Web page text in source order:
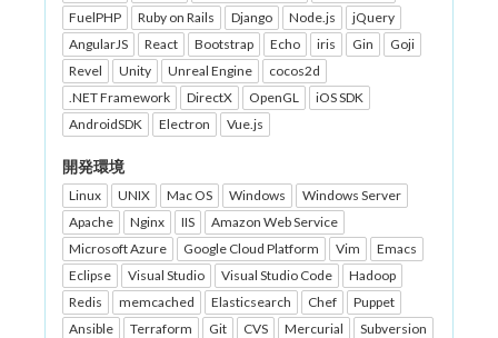
FuelPHP
Ruby on Rails Django Node.js
jQuery
AngularJS
React Bootstrap Echo iris Gin
Goji
Revel
Unity Unreal Engine
cocos2d
.NET Framework
DirectX OpenGL
iOS SDK
AndroidSDK
Electron Vue.js
開発環境
Linux UNIX Mac OS Windows
Windows Server
Apache
Nginx IIS
Amazon Web Service
Microsoft Azure
Google Cloud Platform Vim
Emacs
Eclipse
Visual Studio Visual Studio Code
Hadoop
Redis
memcached Elasticsearch Chef
Puppet
Ansible
Terraform Git CVS Mercurial Subversion